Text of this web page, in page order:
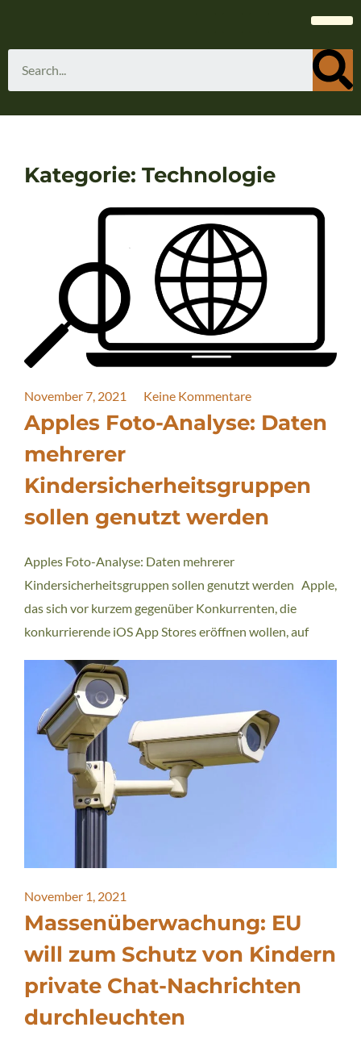
Kategorie: Technologie
November 7, 2021 Keine Kommentare
Apples Foto-Analyse: Daten
mehrerer
Kindersicherheitsgruppen
sollen genutzt werden
Apples Foto-Analyse: Daten mehrerer
Kindersicherheitsgruppen sollen genutzt werden Apple,
das sich vor kurzem gegenüber Konkurrenten, die
konkurrierende iOS App Stores eröffnen wollen, auf
November 1, 2021
Massenüberwachung: EU
will zum Schutz von Kindern
private Chat-Nachrichten
durchleuchten